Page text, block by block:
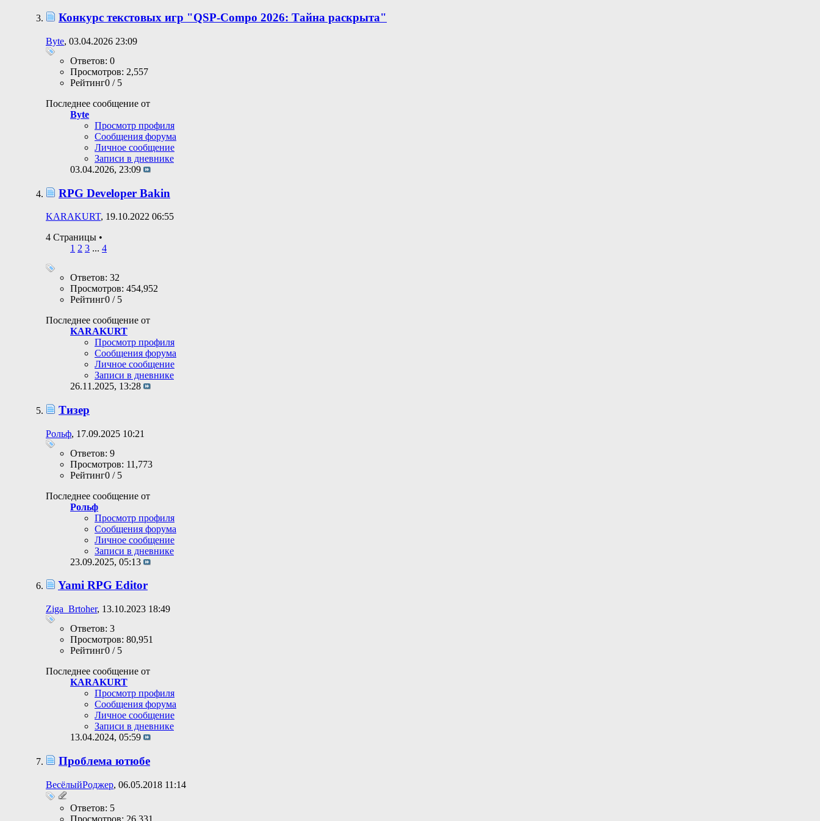
Конкурс текстовых игр "QSP-Compo 2026: Тайна раскрыта"
Byte, 03.04.2026 23:09
Ответов: 0
Просмотров: 2,557
Рейтинг0 / 5
Последнее сообщение от
Byte
Просмотр профиля
Сообщения форума
Личное сообщение
Записи в дневнике
03.04.2026, 23:09
RPG Developer Bakin
KARAKURT, 19.10.2022 06:55
4 Страницы •
1 2 3 ... 4
Ответов: 32
Просмотров: 454,952
Рейтинг0 / 5
Последнее сообщение от
KARAKURT
Просмотр профиля
Сообщения форума
Личное сообщение
Записи в дневнике
26.11.2025, 13:28
Тизер
Рольф, 17.09.2025 10:21
Ответов: 9
Просмотров: 11,773
Рейтинг0 / 5
Последнее сообщение от
Рольф
Просмотр профиля
Сообщения форума
Личное сообщение
Записи в дневнике
23.09.2025, 05:13
Yami RPG Editor
Ziga_Brtoher, 13.10.2023 18:49
Ответов: 3
Просмотров: 80,951
Рейтинг0 / 5
Последнее сообщение от
KARAKURT
Просмотр профиля
Сообщения форума
Личное сообщение
Записи в дневнике
13.04.2024, 05:59
Проблема ютюбе
ВесёлыйРоджер, 06.05.2018 11:14
Ответов: 5
Просмотров: 26,331